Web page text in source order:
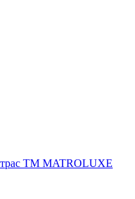
ТМ MATROLUXE